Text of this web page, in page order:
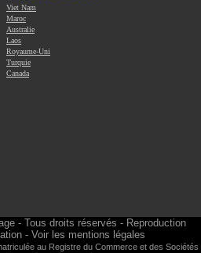
Viet Nam
Maroc
Australie
Laos
Royaume-Uni
Turquie
Canada
- Tous droits réservés - Reproduction
- Voir les mentions légales
au Registre du Commerce et des Sociétés